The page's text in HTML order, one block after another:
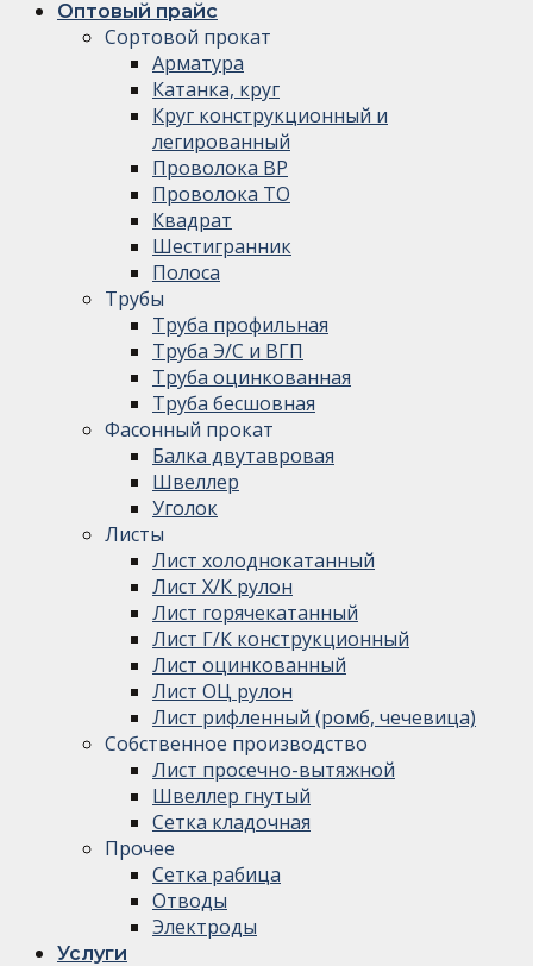
Оптовый прайс
Сортовой прокат
Арматура
Катанка, круг
Круг конструкционный и
легированный
Проволока ВР
Проволока ТО
Квадрат
Шестигранник
Полоса
Трубы
Труба профильная
Труба Э/С и ВГП
Труба оцинкованная
Труба бесшовная
Фасонный прокат
Балка двутавровая
Швеллер
Уголок
Листы
Лист холоднокатанный
Лист Х/К рулон
Лист горячекатанный
Лист Г/К конструкционный
Лист оцинкованный
Лист ОЦ рулон
Лист рифленный (ромб, чечевица)
Собственное производство
Лист просечно-вытяжной
Швеллер гнутый
Сетка кладочная
Прочее
Сетка рабица
Отводы
Электроды
Услуги